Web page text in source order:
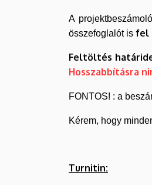
A
összefoglalót is fel
Feltöltés
Hosszabbításra
FONTOS! : a
Kérem, hogy
Turnitin: